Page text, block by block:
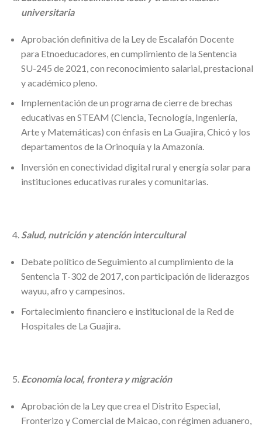
universitaria
Aprobación definitiva de la Ley de Escalafón Docente
para Etnoeducadores, en cumplimiento de la Sentencia
SU-245 de 2021, con reconocimiento salarial, prestacional
y académico pleno.
Implementación de un programa de cierre de brechas
educativas en STEAM (Ciencia, Tecnología, Ingeniería,
Arte y Matemáticas) con énfasis en La Guajira, Chicó y los
departamentos de la Orinoquía y la Amazonía.
Inversión en conectividad digital rural y energía solar para
instituciones educativas rurales y comunitarias.
Salud, nutrición y atención intercultural
Debate político de Seguimiento al cumplimiento de la
Sentencia T-302 de 2017, con participación de liderazgos
wayuu, afro y campesinos.
Fortalecimiento financiero e institucional de la Red de
Hospitales de La Guajira.
Economía local, frontera y migración
Aprobación de la Ley que crea el Distrito Especial,
Fronterizo y Comercial de Maicao, con régimen aduanero,